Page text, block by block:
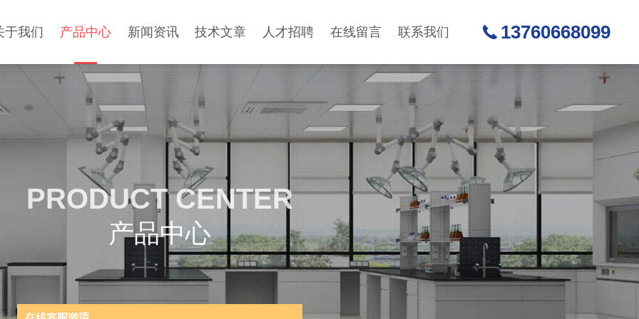
于我们 产品中心 新闻资讯 技术文章 人才招聘 在线留言 联系我们 13760668099
PRODUCT CENTER
产品中心